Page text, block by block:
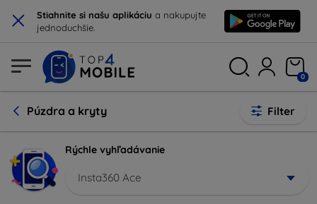
× Stiahnite si našu aplikáciu a nakupujte
jednoduchšie.
0
Púzdra a kryty Filter
Rýchle vyhľadávanie
Insta360 Ace